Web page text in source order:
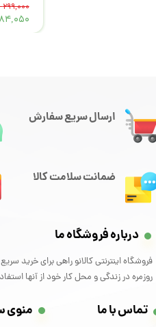
۲۹۹,۰۰۰ تومان
۲۸۴,۰۵۰
ارسال سریع سفارش
ضمانت سلامت کالا
درباره فروشگاه ما
فروشگاه اینترنتی کالانو راهی برای خرید
روزمره در زندگی و محل کار خود از آنها
تماس با ما منوی